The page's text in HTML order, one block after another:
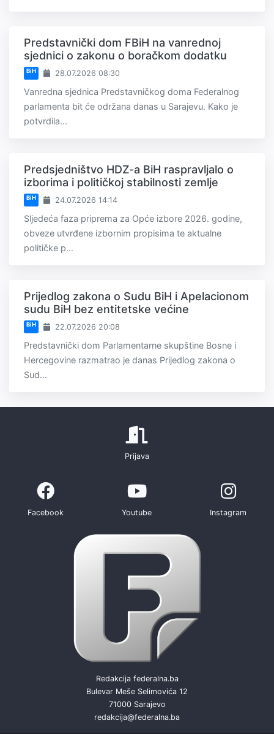
Predstavnički dom FBiH na vanrednoj
sjednici o zakonu o boračkom dodatku
BiH 28.07.2026 08:30
Vanredna sjednica Predstavničkog doma Federalnog
parlamenta bit će održana danas u Sarajevu. Kako je
potvrdila...
Predsjedništvo HDZ-a BiH raspravljalo o
izborima i političkoj stabilnosti zemlje
BiH 24.07.2026 14:14
Sljedeća faza priprema za Opće izbore 2026. godine,
obveze utvrđene izbornim propisima te aktualne
političke p...
Prijedlog zakona o Sudu BiH i Apelacionom
sudu BiH bez entitetske većine
BiH 22.07.2026 20:08
Predstavnički dom Parlamentarne skupštine Bosne i
Hercegovine razmatrao je danas Prijedlog zakona o
Sud...
Prijava
Facebook Youtube Instagram
Redakcija federalna.ba
Bulevar Meše Selimovića 12
71000 Sarajevo
redakcija@federalna.ba